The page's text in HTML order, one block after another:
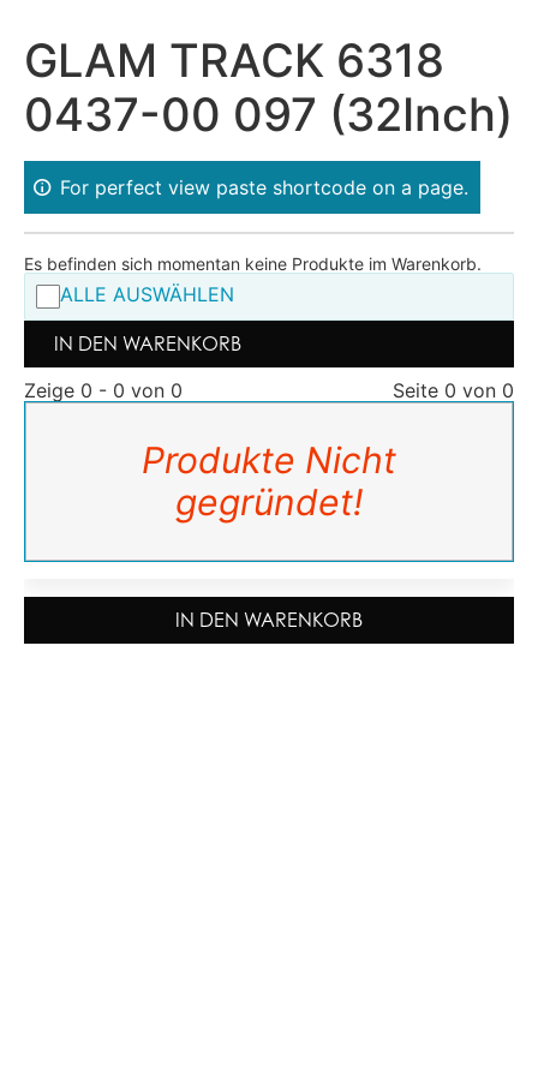
GLAM TRACK 6318
0437-00 097 (32Inch)
For perfect view paste shortcode on a page.
Es befinden sich momentan keine Produkte im Warenkorb.
ALLE AUSWÄHLEN
IN DEN WARENKORB
Zeige 0 - 0 von 0
Seite 0 von 0
Produkte Nicht
gegründet!
IN DEN WARENKORB